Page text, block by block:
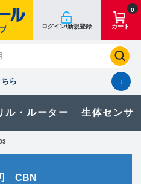
ログイン/新規登録
0
カート
ら ↓
ル・ルーター 生体センサ
オーダー 購入履歴
い合わせはこちら
合わせ
CBN
寸法単位 [mm]
寸法単位 [mm]